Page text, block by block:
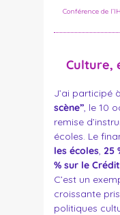
Conférence de
Culture,
J’ai participé
scène”, le 10
remise
écoles. Le
les écoles, 25
% sur le
C’est un
croissante
politiques